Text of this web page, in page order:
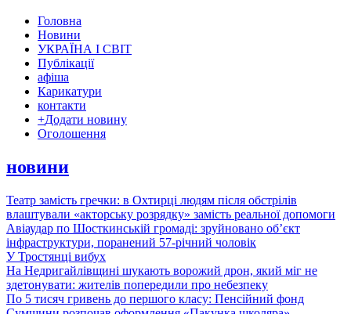
Головна
Новини
УКРАЇНА І СВІТ
Публікації
афіша
Карикатури
контакти
+Додати новину
Оголошення
новини
Театр замість гречки: в Охтирці людям після обстрілів
влаштували «акторську розрядку» замість реальної допомоги
Авіаудар по Шосткинській громаді: зруйновано об’єкт
інфраструктури, поранений 57-річний чоловік
У Тростянці вибух
На Недригайлівщині шукають ворожий дрон, який міг не
здетонувати: жителів попередили про небезпеку
По 5 тисяч гривень до першого класу: Пенсійний фонд